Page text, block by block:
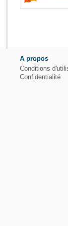
A propos
Conditions
Confidentialité